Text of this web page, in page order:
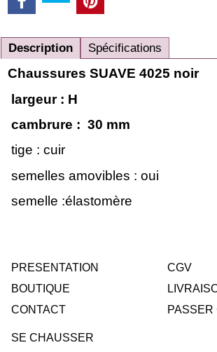
Description Spécifications
Chaussures SUAVE 4025 noir
largeur : H
cambrure : 30 mm
tige : cuir
semelles amovibles : oui
semelle :élastomère
PRESENTATION
BOUTIQUE
CONTACT
CGV
PASSER
SE CHAUSSER